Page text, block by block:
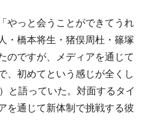
やっと会うことができてうれ
・橋本将生・猪俣周杜・篠塚
のですが、メディアを通じて
、初めてという感じが全くし
と語っていた。対面するタイ
を通じて新体制で挑戦する彼